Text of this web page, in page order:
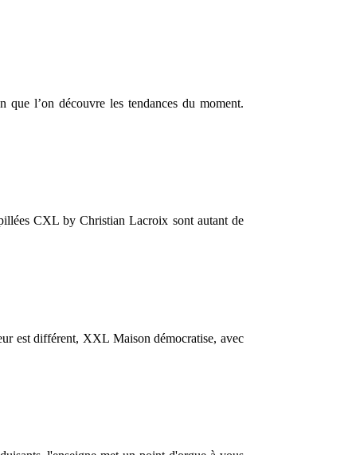
que l’on découvre les tendances du moment.
CXL by Christian Lacroix sont autant de
est différent, XXL Maison démocratise, avec